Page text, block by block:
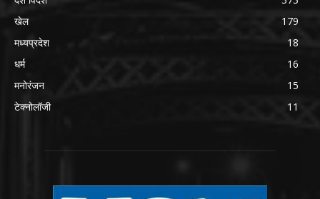
खेल
179
मध्यप्रदेश
18
धर्म
16
मनोरंजन
15
टेक्नोलॉजी
11